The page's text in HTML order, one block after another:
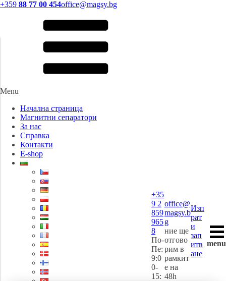
+359 88 77 00 454office@magsy.bg
Menu
Начална страница
Магнитни сепаратори
За нас
Справка
Контакти
E-shop
+35
9 2
859
965
8
По-
Пе:
9:0
0-
15:
office@
magsy.b
g
ние ще
отгово
рим в
рамкит
е на
48h
Изп
рат
и
зап
итв
ане
menu